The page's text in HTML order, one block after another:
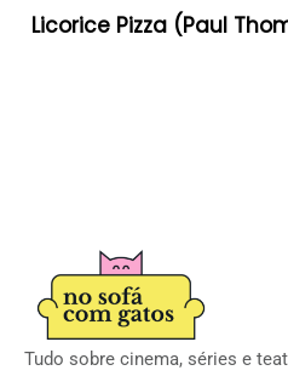
Licorice Pizza (Paul
Tudo sobre cinema, séries e